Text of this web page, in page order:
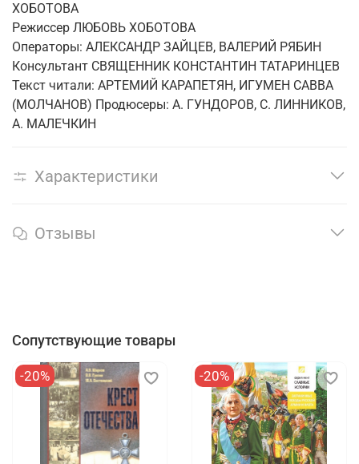
ХОБОТОВА
Режиссер ЛЮБОВЬ ХОБОТОВА
Операторы: АЛЕКСАНДР ЗАЙЦЕВ, ВАЛЕРИЙ РЯБИН
Консультант СВЯЩЕННИК КОНСТАНТИН ТАТАРИНЦЕВ
Текст читали: АРТЕМИЙ КАРАПЕТЯН, ИГУМЕН САВВА
(МОЛЧАНОВ) Продюсеры: А. ГУНДОРОВ, С. ЛИННИКОВ,
А. МАЛЕЧКИН
Характеристики
Отзывы
Сопутствующие товары
-20% -20%